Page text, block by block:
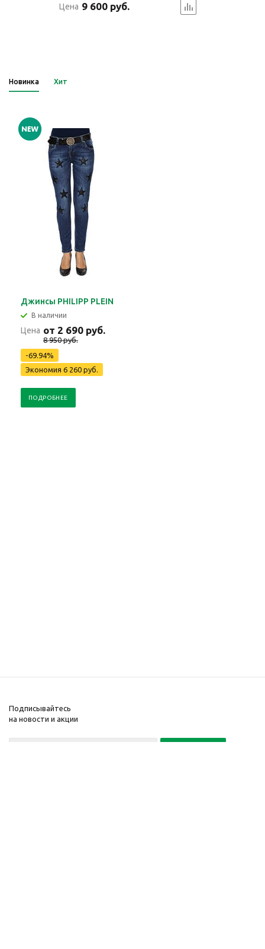
Цена 9 600 руб.
Новинка Хит
Джинсы PHILIPP PLEIN
В наличии
Цена от 2 690 руб.
8 950 руб.
-69.94%
Экономия 6 260 руб.
ПОДРОБНЕЕ
Подписывайтесь
на новости и акции